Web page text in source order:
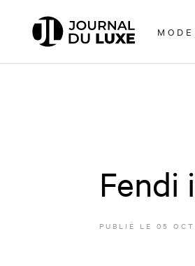
directement
MODE
Fendi
PUBLIÉ LE 05